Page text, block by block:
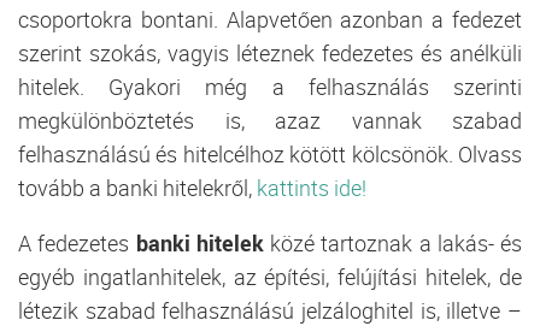
csoportokra bontani. Alapvetően azonban a fedezet
szerint szokás, vagyis léteznek fedezetes és anélküli
hitelek. Gyakori még a felhasználás szerinti
megkülönböztetés is, azaz vannak szabad
felhasználású és hitelcélhoz kötött kölcsönök. Olvass
tovább a banki hitelekről, kattints ide!
A fedezetes banki hitelek közé tartoznak a lakás- és
egyéb ingatlanhitelek, az építési, felújítási hitelek, de
létezik szabad felhasználású jelzáloghitel is, illetve –